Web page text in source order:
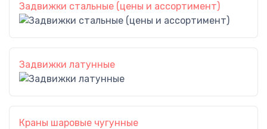
Задвижки стальные (цены и ассортимент)
Задвижки латунные
Краны шаровые чугунные